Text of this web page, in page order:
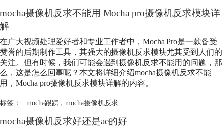
mocha摄像机反求不能用 Mocha pro摄像机反求模块详
解
在广大视频处理爱好者和专业工作者中，Mocha Pro是一款备受
赞誉的后期制作工具，其强大的摄像机反求模块尤其受到人们的
关注。但有时候，我们可能会遇到摄像机反求不能用的问题，那
么，这是怎么回事呢？本文将详细介绍mocha摄像机反求不能
用，Mocha pro摄像机反求模块详解的内容。
标签： mocha跟踪， mocha摄像机反求
mocha摄像机反求好还是ae的好